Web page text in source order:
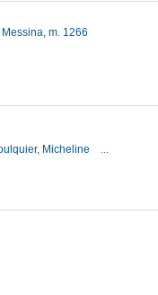
m. 1266
Micheline
...